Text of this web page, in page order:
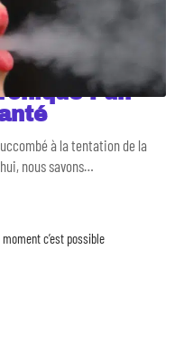
: un
à la tentation de la
nous savons…